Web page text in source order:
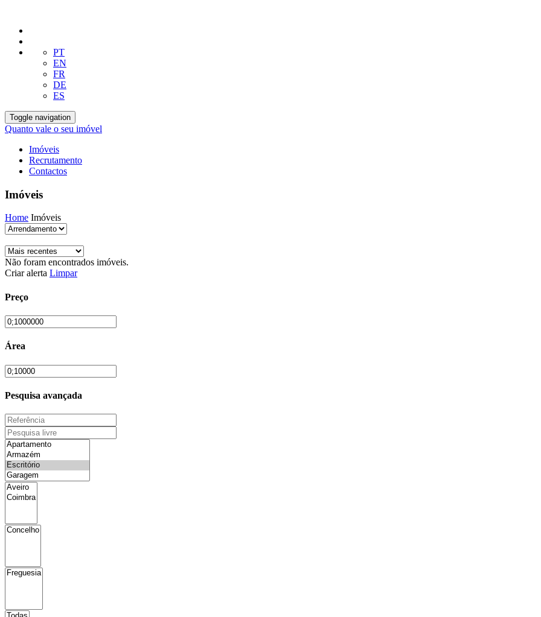
PT
EN
FR
DE
ES
Toggle navigation
Quanto vale o seu imóvel
Imóveis
Recrutamento
Contactos
Imóveis
Home Imóveis
Não foram encontrados imóveis.
Criar alerta Limpar
Preço
Área
Pesquisa avançada